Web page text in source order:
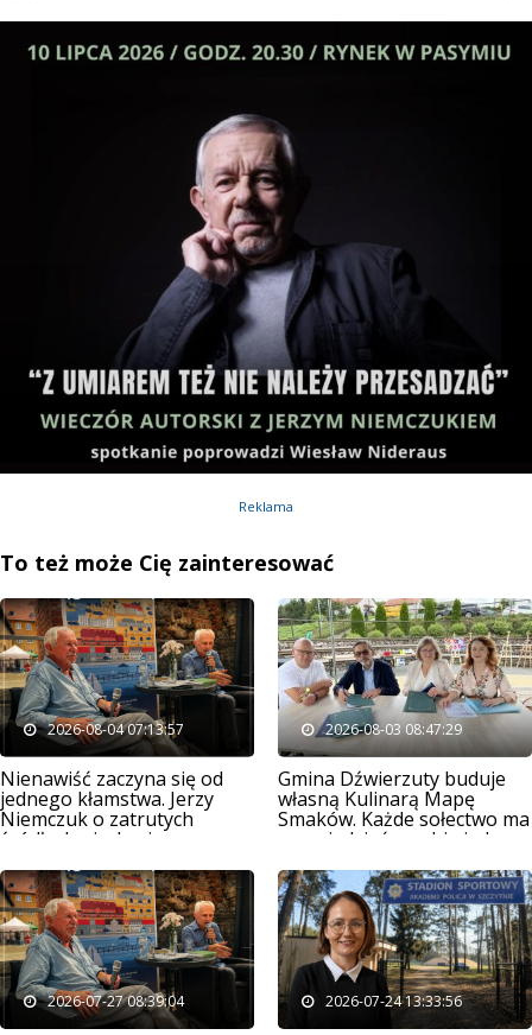
Reklama
To też może Cię zainteresować
2026-08-04 07:13:57
Nienawiść zaczyna się od
jednego kłamstwa. Jerzy
Niemczuk o zatrutych
źródłach niechęci
2026-08-03 08:47:29
Gmina Dźwierzuty buduje
własną Kulinarą Mapę
Smaków. Każde sołectwo ma
opowiedzieć o sobie jednym
2026-07-27 08:39:04 2026-07-24 13:33:56